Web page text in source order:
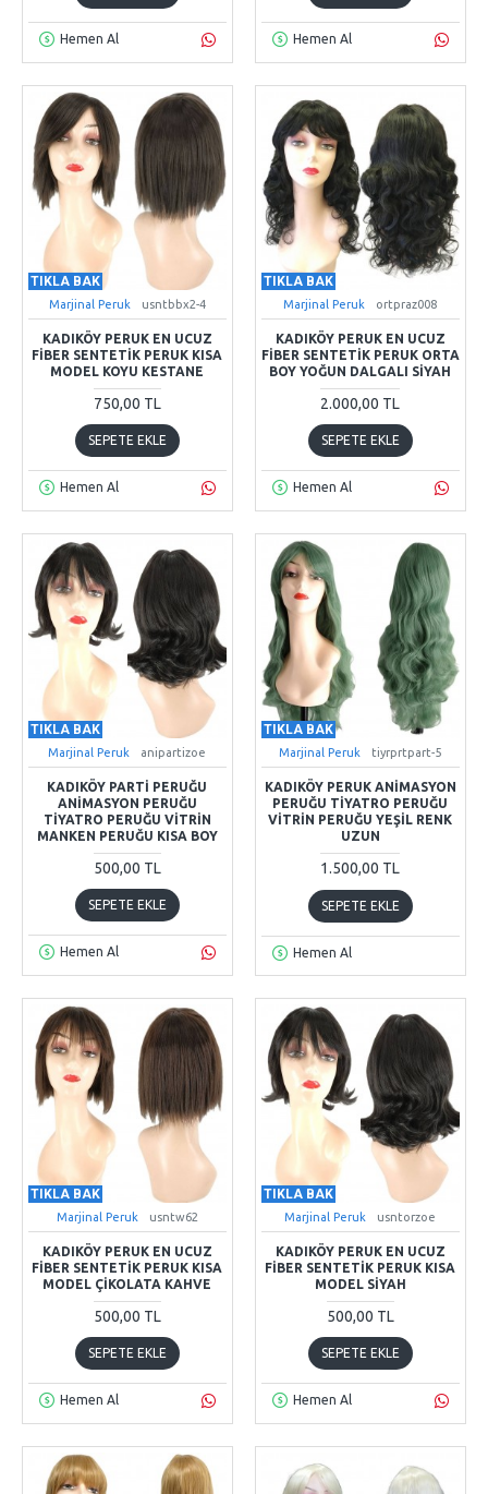
Hemen Al Hemen Al
TIKLA BAK
Marjinal Peruk usntbbx2-4
KADIKÖY PERUK EN UCUZ
FIBER SENTETIK PERUK KISA
MODEL KOYU KESTANE
750,00 TL
SEPETE EKLE
Hemen Al
TIKLA BAK
Marjinal Peruk ortpraz008
KADIKÖY PERUK EN UCUZ
FIBER SENTETIK PERUK ORTA
BOY YOĞUN DALGALI SIYAH
2.000,00 TL
SEPETE EKLE
Hemen Al
TIKLA BAK
Marjinal Peruk anipartizoe
KADIKÖY PARTI PERUĞU
ANIMASYON PERUĞU
TIYATRO PERUĞU VITRIN
MANKEN PERUĞU KISA BOY
500,00 TL
SEPETE EKLE
Hemen Al
TIKLA BAK
Marjinal Peruk tiyrprtpart-5
KADIKÖY PERUK ANIMASYON
PERUĞU TIYATRO PERUĞU
VITRIN PERUĞU YEŞIL RENK
UZUN
1.500,00 TL
SEPETE EKLE
Hemen Al
TIKLA BAK
Marjinal Peruk usntw62
KADIKÖY PERUK EN UCUZ
FIBER SENTETIK PERUK KISA
MODEL ÇIKOLATA KAHVE
500,00 TL
SEPETE EKLE
Hemen Al
TIKLA BAK
Marjinal Peruk usntorzoe
KADIKÖY PERUK EN UCUZ
FIBER SENTETIK PERUK KISA
MODEL SIYAH
500,00 TL
SEPETE EKLE
Hemen Al